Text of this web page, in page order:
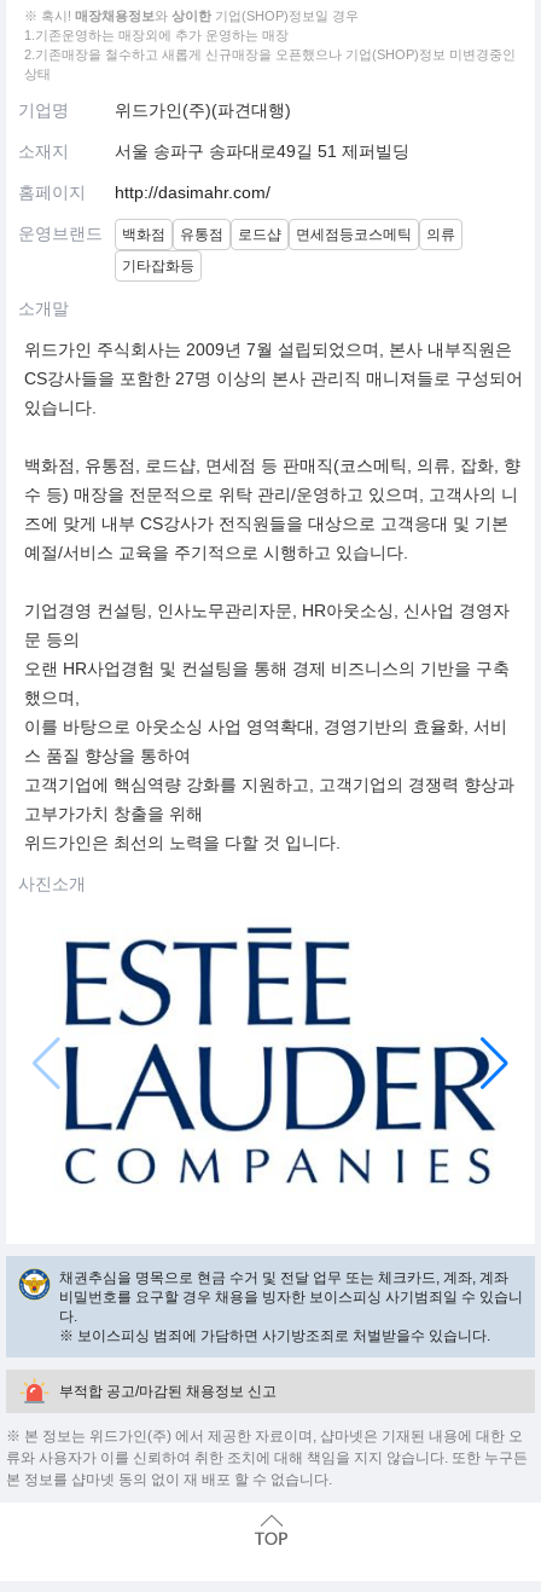
※ 혹시! 매장채용정보와 상이한 기업(SHOP)정보일 경우
1.기존운영하는 매장외에 추가 운영하는 매장
2.기존매장을 철수하고 새롭게 신규매장을 오픈했으나 기업(SHOP)정보 미변경중인
상태
기업명 위드가인(주)(파견대행)
소재지 서울 송파구 송파대로49길 51 제퍼빌딩
홈페이지 http://dasimahr.com/
운영브랜드 백화점 유통점 로드샵 면세점등코스메틱
의류
기타잡화등
소개말
위드가인 주식회사는 2009년 7월 설립되었으며, 본사 내부직원은
CS강사들을 포함한 27명 이상의 본사 관리직 매니져들로 구성되어
있습니다.
백화점, 유통점, 로드샵, 면세점 등 판매직(코스메틱, 의류, 잡화, 향
수 등) 매장을 전문적으로 위탁 관리/운영하고 있으며, 고객사의 니
즈에 맞게 내부 CS강사가 전직원들을 대상으로 고객응대 및 기본
예절/서비스 교육을 주기적으로 시행하고 있습니다.
기업경영 컨설팅, 인사노무관리자문, HR아웃소싱, 신사업 경영자
문 등의
오랜 HR사업경험 및 컨설팅을 통해 경제 비즈니스의 기반을 구축
했으며,
이를 바탕으로 아웃소싱 사업 영역확대, 경영기반의 효율화, 서비
스 품질 향상을 통하여
고객기업에 핵심역량 강화를 지원하고, 고객기업의 경쟁력 향상과
고부가가치 창출을 위해
위드가인은 최선의 노력을 다할 것 입니다.
사진소개
채권추심을 명목으로 현금 수거 및 전달 업무 또는 체크카드, 계좌, 계좌
비밀번호를 요구할 경우 채용을 빙자한 보이스피싱 사기범죄일 수 있습니
다.
※ 보이스피싱 범죄에 가담하면 사기방조죄로 처벌받을수 있습니다.
부적합 공고/마감된 채용정보 신고
※ 본 정보는 위드가인(주) 에서 제공한 자료이며, 샵마넷은 기재된 내용에 대한 오
류와 사용자가 이를 신뢰하여 취한 조치에 대해 책임을 지지 않습니다. 또한 누구든
본 정보를 샵마넷 동의 없이 재 배포 할 수 없습니다.